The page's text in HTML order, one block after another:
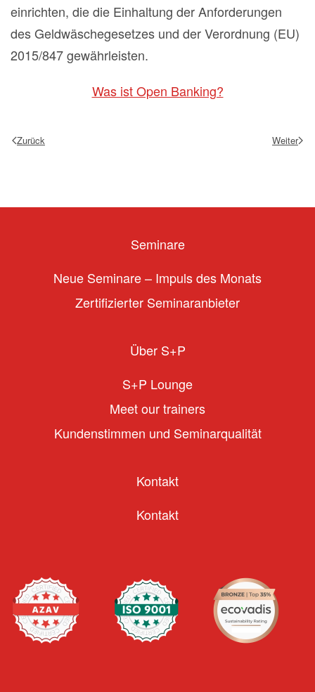
einrichten, die die Einhaltung der Anforderungen
des Geldwäschegesetzes und der Verordnung (EU)
2015/847 gewährleisten.
Was ist Open Banking?
Zurück Weiter
Seminare
Neue Seminare – Impuls des Monats
Zertifizierter Seminaranbieter
Über S+P
S+P Lounge
Meet our trainers
Kundenstimmen und Seminarqualität
Kontakt
Kontakt